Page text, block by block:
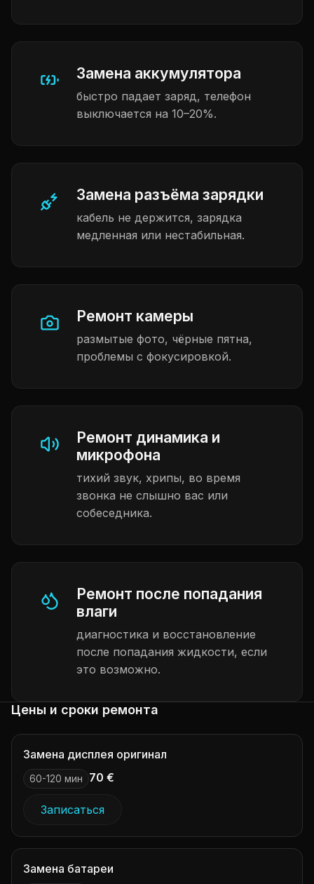
Замена аккумулятора
быстро падает заряд, телефон
выключается на 10–20%.
Замена разъёма зарядки
кабель не держится, зарядка
медленная или нестабильная.
Ремонт камеры
размытые фото, чёрные пятна,
проблемы с фокусировкой.
Ремонт динамика и
микрофона
тихий звук, хрипы, во время
звонка не слышно вас или
собеседника.
Ремонт после попадания
влаги
диагностика и восстановление
после попадания жидкости, если
это возможно.
Цены и сроки ремонта
Замена дисплея оригинал
60-120 мин 70 €
Записаться
Замена батареи